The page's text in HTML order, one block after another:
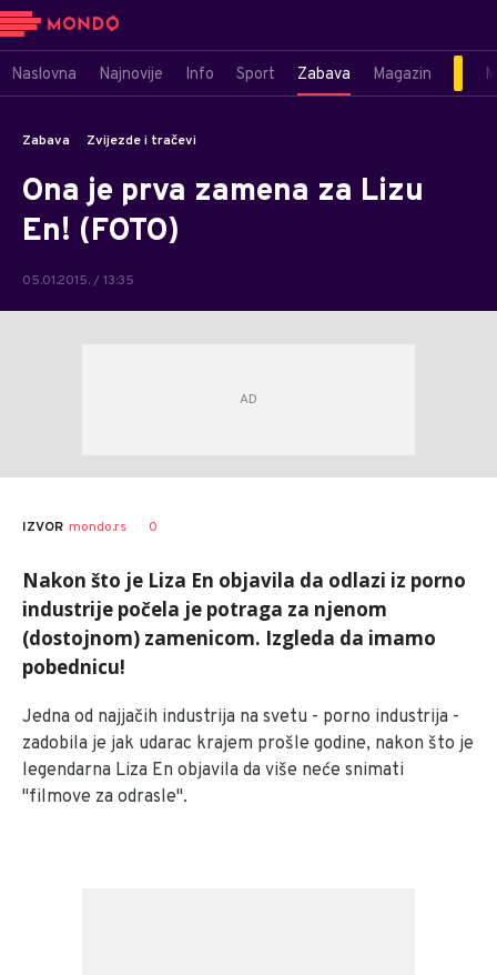
Naslovna Najnovije Info Sport Zabava Magazin
Zabava Zvijezde i tračevi
Ona je prva zamena za Lizu
En! (FOTO)
05.01.2015. / 13:35
IZVOR mondo.rs 0
Nakon što je Liza En objavila da odlazi iz porno
industrije počela je potraga za njenom
(dostojnom) zamenicom. Izgleda da imamo
pobednicu!
Jedna od najjačih industrija na svetu - porno industrija -
zadobila je jak udarac krajem prošle godine, nakon što je
legendarna Liza En objavila da više neće snimati
"filmove za odrasle".